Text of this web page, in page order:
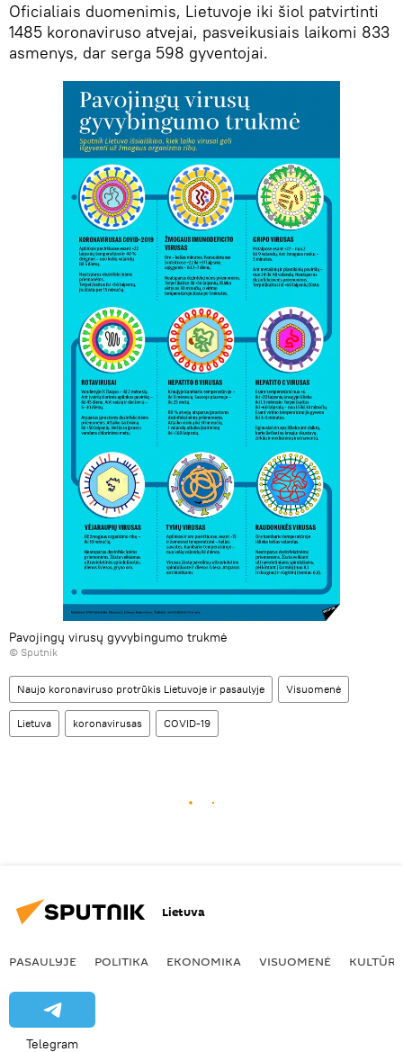
Oficialiais duomenimis, Lietuvoje iki šiol patvirtinti
1485 koronaviruso atvejai, pasveikusiais laikomi 833
asmenys, dar serga 598 gyventojai.
Pavojingų virusų gyvybingumo trukmė
© Sputnik
Naujo koronaviruso protrūkis Lietuvoje ir pasaulyje Visuomenė
Lietuva koronavirusas COVID-19
Lietuva
PASAULYJE POLITIKA EKONOMIKA VISUOMENĖ KULTŪRA
Telegram